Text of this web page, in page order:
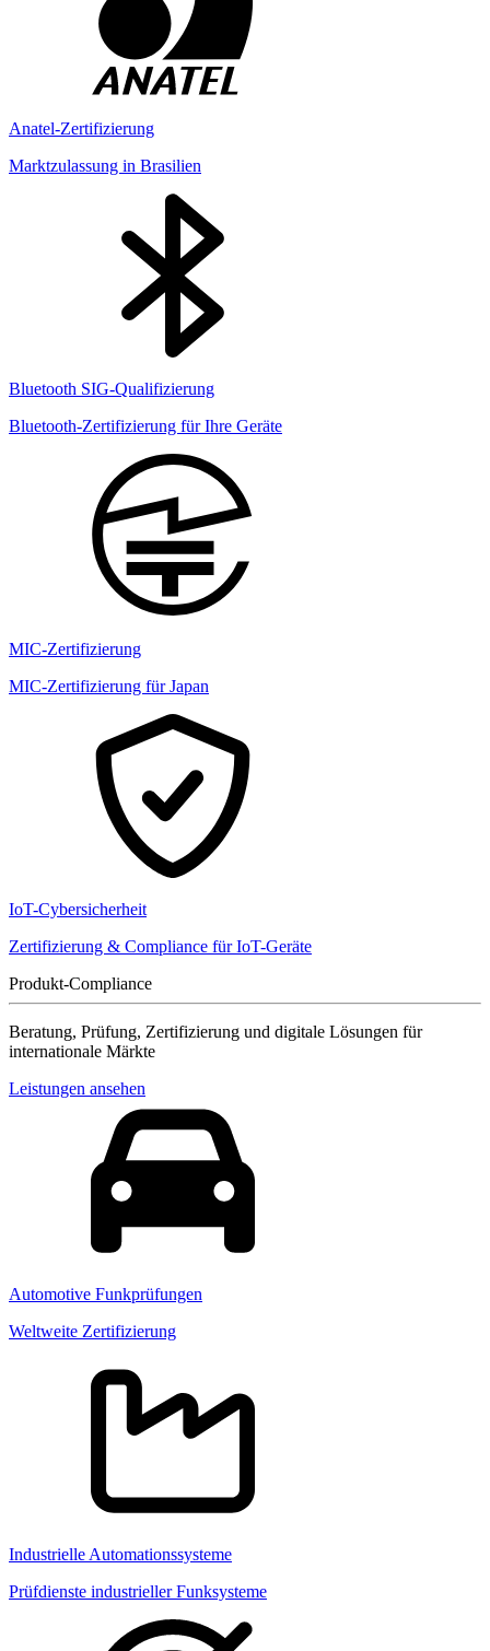
Anatel-Zertifizierung
Marktzulassung in Brasilien
Bluetooth SIG-Qualifizierung
Bluetooth-Zertifizierung für Ihre Geräte
MIC-Zertifizierung
MIC-Zertifizierung für Japan
IoT-Cybersicherheit
Zertifizierung & Compliance für IoT-Geräte
Produkt-Compliance
Beratung, Prüfung, Zertifizierung und digitale Lösungen für
internationale Märkte
Leistungen ansehen
Automotive Funkprüfungen
Weltweite Zertifizierung
Industrielle Automationssysteme
Prüfdienste industrieller Funksysteme